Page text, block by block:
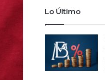
Lo Último